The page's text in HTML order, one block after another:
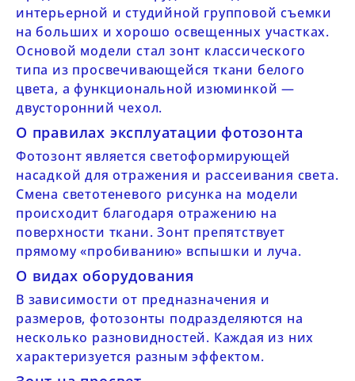
интерьерной и студийной групповой съемки
на больших и хорошо освещенных участках.
Основой модели стал зонт классического
типа из просвечивающейся ткани белого
цвета, а функциональной изюминкой —
двусторонний чехол.
О правилах эксплуатации фотозонта
Фотозонт является светоформирующей
насадкой для отражения и рассеивания света.
Смена светотеневого рисунка на модели
происходит благодаря отражению на
поверхности ткани. Зонт препятствует
прямому «пробиванию» вспышки и луча.
О видах оборудования
В зависимости от предназначения и
размеров, фотозонты подразделяются на
несколько разновидностей. Каждая из них
характеризуется разным эффектом.